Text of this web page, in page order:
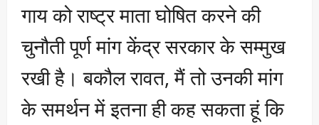
गाय को राष्ट्र माता घोषित करने की
चुनौती पूर्ण मांग केंद्र सरकार के सम्मुख
रखी है। बकौल रावत, मैं तो उनकी मांग
के समर्थन में इतना ही कह सकता हूं कि